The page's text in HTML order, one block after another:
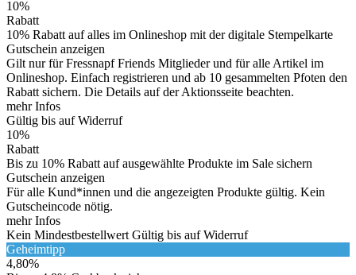
10%
Rabatt
10% Rabatt auf alles im Onlineshop mit der digitale Stempelkarte
Gutschein anzeigen
Gilt nur für Fressnapf Friends Mitglieder und für alle Artikel im
Onlineshop. Einfach registrieren und ab 10 gesammelten Pfoten den
Rabatt sichern. Die Details auf der Aktionsseite beachten.
mehr Infos
Gültig bis auf Widerruf
10%
Rabatt
Bis zu 10% Rabatt auf ausgewählte Produkte im Sale sichern
Gutschein anzeigen
Für alle Kund*innen und die angezeigten Produkte gültig. Kein
Gutscheincode nötig.
mehr Infos
Kein Mindestbestellwert Gültig bis auf Widerruf
Geheimtipp
4,80%